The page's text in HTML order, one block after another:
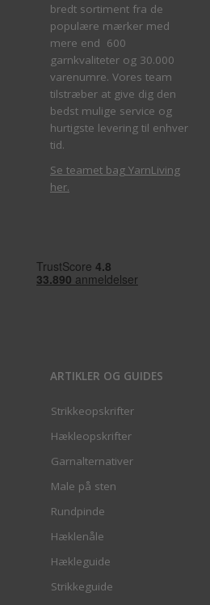
bredt sortiment fra de
populære mærker med
mere end 600
garnkvaliteter og 30.000
varenumre. Vores team
tilstræber at give dig den
bedst mulige service og
hurtigste levering til enhver
tid.
Se teamet bag YarnLiving
her.
ARTIKLER OG GUIDES
Strikkeopskrifter
Hækleopskrifter
Garnalternativer
Male på sten
Rundpinde
Hæklenåle
Hækleguide
Strikkeguide